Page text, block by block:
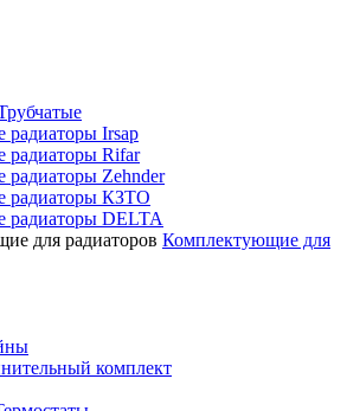
радиаторы Irsap
радиаторы Rifar
радиаторы Zehnder
радиаторы КЗТО
радиаторы DELTA
Комплектующие для
комплект